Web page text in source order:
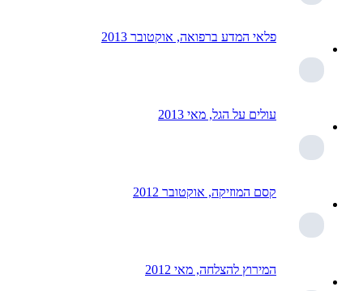
פלאי המדע ברפואה, אוקטובר 2013
עולים על הגל, מאי 2013
קסם המוזיקה, אוקטובר 2012
המירוץ להצלחה, מאי 2012